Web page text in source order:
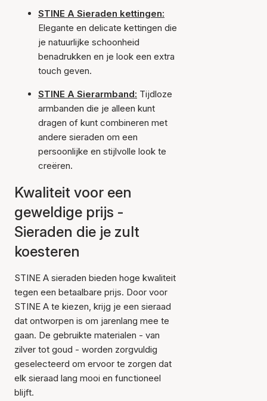
STINE A Sieraden kettingen:
Elegante en delicate kettingen die
je natuurlijke schoonheid
benadrukken en je look een extra
touch geven.
STINE A Sierarmband: Tijdloze
armbanden die je alleen kunt
dragen of kunt combineren met
andere sieraden om een
persoonlijke en stijlvolle look te
creëren.
Kwaliteit voor een
geweldige prijs -
Sieraden die je zult
koesteren
STINE A sieraden bieden hoge kwaliteit
tegen een betaalbare prijs. Door voor
STINE A te kiezen, krijg je een sieraad
dat ontworpen is om jarenlang mee te
gaan. De gebruikte materialen - van
zilver tot goud - worden zorgvuldig
geselecteerd om ervoor te zorgen dat
elk sieraad lang mooi en functioneel
blijft.